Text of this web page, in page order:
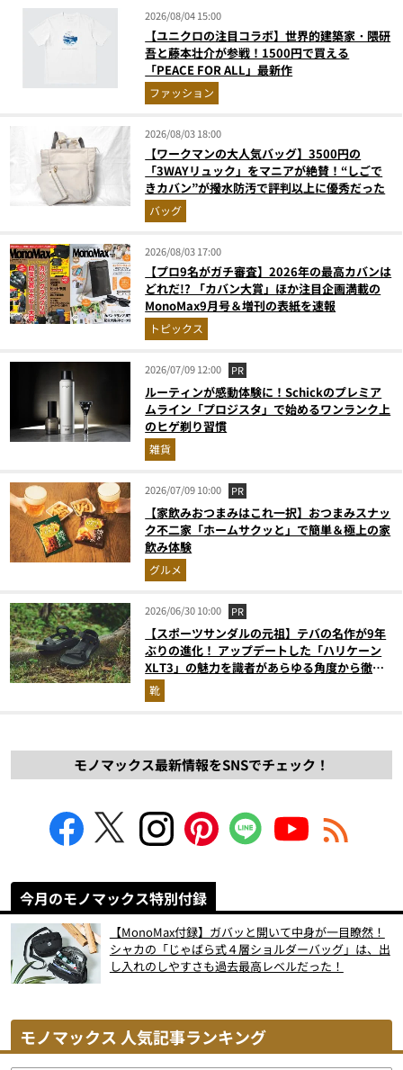
2026/08/04 15:00
【ユニクロの注目コラボ】世界的建築家・隈研
吾と藤本壮介が参戦！1500円で買える
「PEACE FOR ALL」最新作
ファッション
2026/08/03 18:00
【ワークマンの大人気バッグ】3500円の
「3WAYリュック」をマニアが絶賛！“しごで
きカバン”が撥水防汚で評判以上に優秀だった
バッグ
2026/08/03 17:00
【プロ9名がガチ審査】2026年の最高カバンは
どれだ!? 「カバン大賞」ほか注目企画満載の
MonoMax9月号＆増刊の表紙を速報
トピックス
2026/07/09 12:00 PR
ルーティンが感動体験に！Schickのプレミア
ムライン「プロジスタ」で始めるワンランク上
のヒゲ剃り習慣
雑貨
2026/07/09 10:00 PR
【家飲みおつまみはこれ一択】おつまみスナッ
ク不二家「ホームサクッと」で簡単＆極上の家
飲み体験
グルメ
2026/06/30 10:00 PR
【スポーツサンダルの元祖】テバの名作が9年
ぶりの進化！ アップデートした「ハリケーン
XLT3」の魅力を識者があらゆる角度から徹底
解説！
靴
モノマックス最新情報をSNSでチェック！
今月のモノマックス特別付録
【MonoMax付録】ガバッと開いて中身が一目瞭然！
シャカの「じゃばら式４層ショルダーバッグ」は、出
し入れのしやすさも過去最高レベルだった！
モノマックス 人気記事ランキング